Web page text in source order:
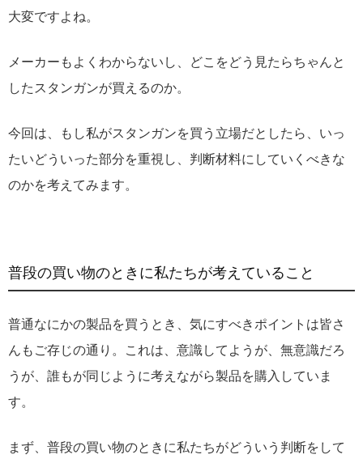
大変ですよね。
メーカーもよくわからないし、どこをどう見たらちゃんと
したスタンガンが買えるのか。
今回は、もし私がスタンガンを買う立場だとしたら、いっ
たいどういった部分を重視し、判断材料にしていくべきな
のかを考えてみます。
普段の買い物のときに私たちが考えていること
普通なにかの製品を買うとき、気にすべきポイントは皆さ
んもご存じの通り。これは、意識してようが、無意識だろ
うが、誰もが同じように考えながら製品を購入していま
す。
まず、普段の買い物のときに私たちがどういう判断をして